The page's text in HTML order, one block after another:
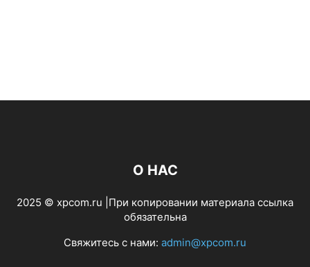
О НАС
2025 © xpcom.ru |При копировании материала ссылка
обязательна
Свяжитесь с нами: admin@xpcom.ru